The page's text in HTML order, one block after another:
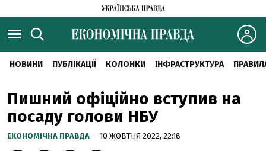
НОВИНИ ПУБЛІКАЦІЇ КОЛОНКИ ІНФРАСТРУКТУРА
Пишний офіційно вступив на
посаду голови НБУ
ЕКОНОМІЧНА ПРАВДА — 10 ЖОВТНЯ 2022, 22:18